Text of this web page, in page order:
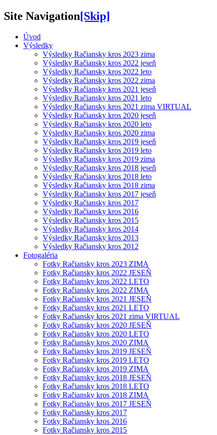
Site Navigation[Skip]
Úvod
Výsledky
Výsledky Račiansky kros 2023 zima
Výsledky Račiansky kros 2022 jeseň
Výsledky Račiansky kros 2022 leto
Výsledky Račiansky kros 2022 zima
Výsledky Račiansky kros 2021 jeseň
Výsledky Račiansky kros 2021 leto
Výsledky Račiansky kros 2021 zima VIRTUAL
Výsledky Račiansky kros 2020 jeseň
Výsledky Račiansky kros 2020 leto
Výsledky Račiansky kros 2020 zima
Výsledky Račiansky kros 2019 jeseň
Výsledky Račiansky kros 2019 leto
Výsledky Račiansky kros 2019 zima
Výsledky Račiansky kros 2018 jeseň
Výsledky Račiansky kros 2018 leto
Výsledky Račiansky kros 2018 zima
Výsledky Račiansky kros 2017 jeseň
Výsledky Račiansky kros 2017
Výsledky Račiansky kros 2016
Výsledky Račiansky kros 2015
Výsledky Račiansky kros 2014
Výsledky Račiansky kros 2013
Výsledky Račiansky kros 2012
Fotogaléria
Fotky Račiansky kros 2023 ZIMA
Fotky Račiansky kros 2022 JESEŇ
Fotky Račiansky kros 2022 LETO
Fotky Račiansky kros 2022 ZIMA
Fotky Račiansky kros 2021 JESEŇ
Fotky Račiansky kros 2021 LETO
Fotky Račiansky kros 2021 zima VIRTUAL
Fotky Račiansky kros 2020 JESEŇ
Fotky Račiansky kros 2020 LETO
Fotky Račiansky kros 2020 ZIMA
Fotky Račiansky kros 2019 JESEŇ
Fotky Račiansky kros 2019 LETO
Fotky Račiansky kros 2019 ZIMA
Fotky Račiansky kros 2018 JESEŇ
Fotky Račiansky kros 2018 LETO
Fotky Račiansky kros 2018 ZIMA
Fotky Račiansky kros 2017 JESEŇ
Fotky Račiansky kros 2017
Fotky Račiansky kros 2016
Fotky Račiansky kros 2015